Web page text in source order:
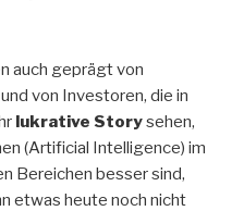
auch geprägt von
von Investoren, die in
lukrative Storysehen,
(Artificial Intelligence) im
Bereichen besser sind,
etwas heute noch nicht